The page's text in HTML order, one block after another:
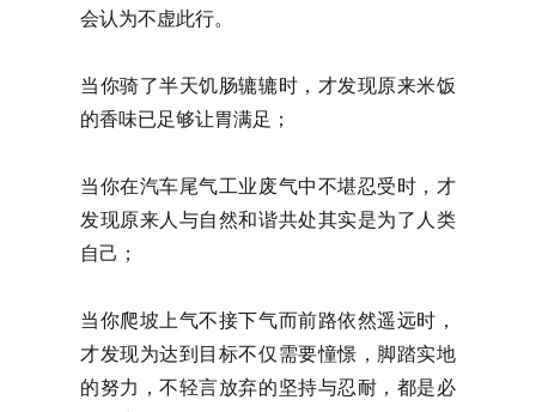
会认为不虚此行。
当你骑了半天饥肠辘辘时，才发现原来米饭
的香味已足够让胃满足；
当你在汽车尾气工业废气中不堪忍受时，才
发现原来人与自然和谐共处其实是为了人类
自己；
当你爬坡上气不接下气而前路依然遥远时，
才发现为达到目标不仅需要憧憬，脚踏实地
的努力，不轻言放弃的坚持与忍耐，都是必